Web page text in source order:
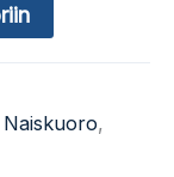
Naiskuoro,